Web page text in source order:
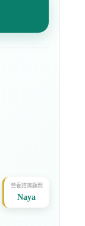
營養諮詢顧問
Naya